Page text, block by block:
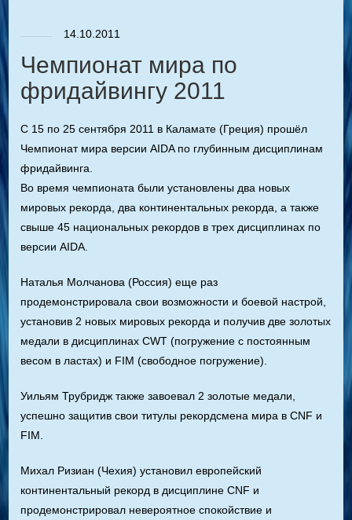
14.10.2011
Чемпионат мира по
фридайвингу 2011
С 15 по 25 сентября 2011 в Каламате (Греция) прошёл
Чемпионат мира версии AIDA по глубинным дисциплинам
фридайвинга.
Во время чемпионата были установлены два новых
мировых рекорда, два континентальных рекорда, а также
свыше 45 национальных рекордов в трех дисциплинах по
версии AIDA.
Наталья Молчанова (Россия) еще раз
продемонстрировала свои возможности и боевой настрой,
установив 2 новых мировых рекорда и получив две золотых
медали в дисциплинах CWT (погружение с постоянным
весом в ластах) и FIM (свободное погружение).
Уильям Трубридж также завоевал 2 золотые медали,
успешно защитив свои титулы рекордсмена мира в CNF и
FIM.
Михал Ризиан (Чехия) установил европейский
континентальный рекорд в дисциплине CNF и
продемонстрировал невероятное спокойствие и